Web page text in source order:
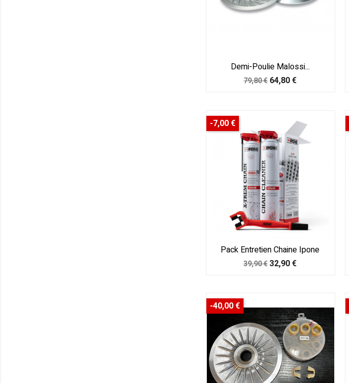
Demi-Poulie Malossi...
Prix
79,80 € Prix
64,80 €
Pack Entretien Chaine Ipone
Prix
39,90 €Prix
32,90 €
-7,00 €
-40,00 €